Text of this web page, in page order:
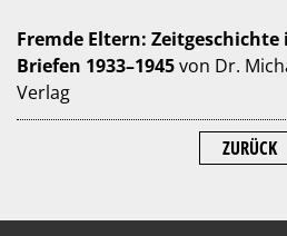
Fremde Eltern:
Briefen 1933–1945von Dr.
Verlag
ZURÜCK